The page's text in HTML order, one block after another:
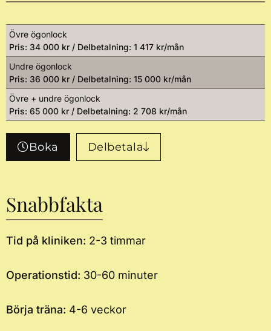
Övre ögonlock
Pris: 34 000 kr / Delbetalning: 1 417 kr/mån
Undre ögonlock
Pris: 36 000 kr / Delbetalning: 15 000 kr/mån
Övre + undre ögonlock
Pris: 65 000 kr / Delbetalning: 2 708 kr/mån
Boka Delbetala
Snabbfakta
Tid på kliniken: 2-3 timmar
Operationstid: 30-60 minuter
Börja träna: 4-6 veckor